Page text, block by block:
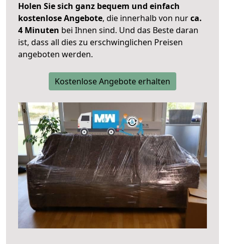
Holen Sie sich ganz bequem und einfach
kostenlose Angebote, die innerhalb von nurca.
4 Minuten bei Ihnen sind. Und das Beste daran
ist, dass all dies zu erschwinglichen Preisen
angeboten werden.
Kostenlose Angebote erhalten